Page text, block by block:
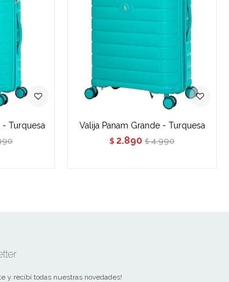
- Turquesa Valija Panam Grande - Turquesa
$ 2.890 $ 4.990
y recibí todas nuestras novedades!